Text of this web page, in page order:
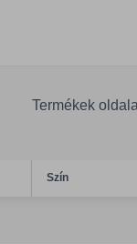
Termékek
Szín